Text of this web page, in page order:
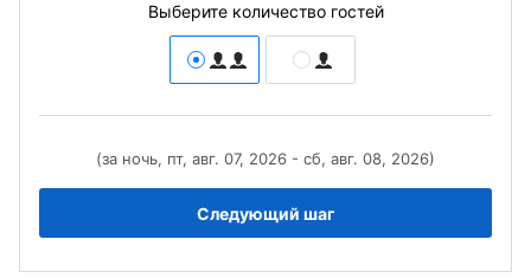
Выберите количество гостей
(за ночь, пт, авг. 07, 2026 - сб, авг. 08, 2026)
Следующий шаг